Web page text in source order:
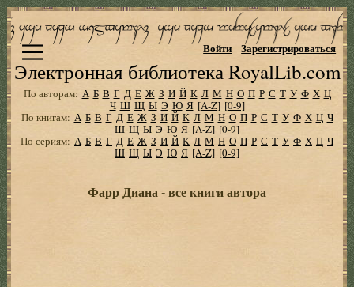
Электронная библиотека RoyalLib.com
Войти Зарегистрироваться
По авторам: А Б В Г Д Е Ж З И Й К Л М Н О П Р С Т У Ф Х Ц
Ч Ш Щ Ы Э Ю Я [A-Z] [0-9]
По книгам: А Б В Г Д Е Ж З И Й К Л М Н О П Р С Т У Ф Х Ц Ч
Ш Щ Ы Э Ю Я [A-Z] [0-9]
По сериям: А Б В Г Д Е Ж З И Й К Л М Н О П Р С Т У Ф Х Ц Ч
Ш Щ Ы Э Ю Я [A-Z] [0-9]
Фарр Диана - все книги автора